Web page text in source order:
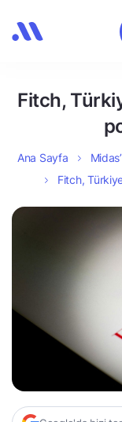
Fitch,
Ana Sayfa
Fitch,